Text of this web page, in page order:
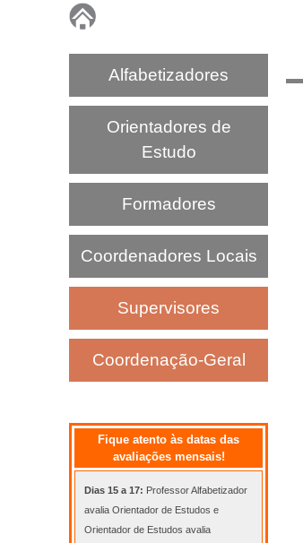
P
A
Alfabetizadores
Orientadores de
Estudo
Formadores
Coordenadores Locais
Supervisores
Coordenação-Geral
Fique atento às datas das
avaliações mensais!
Dias 15 a 17: Professor Alfabetizador
avalia Orientador de Estudos e
Orientador de Estudos avalia